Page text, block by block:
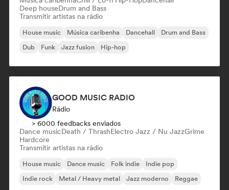
Deep houseDrum and Bass
Transmitir artistas na rádio
House music Música caribenha Dancehall
Drum and Bass
Dub
Funk Jazz fusion Hip-hop
GOOD MUSIC RADIO
Rádio
> 6000 feedbacks enviados
Dance musicDeath / ThrashElectro Jazz / Nu JazzGrime
Hardcore
Transmitir artistas na rádio
House music Dance music Folk indie
Indie pop
Indie rock
Metal / Heavy metal Jazz moderno Reggae